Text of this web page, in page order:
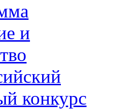
и
конкурс